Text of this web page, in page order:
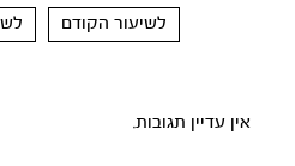
10s
10s
לשיעור הקודם
אין עדיין תגובות.